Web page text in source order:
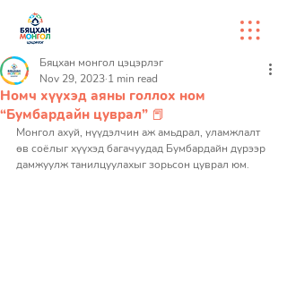
Номч хүүхэд аяны голлох ном
“Бумбардайн цуврал” 📕
Бяцхан монгол цэцэрлэг
Nov 29, 2023 1 min read
Монгол ахуй, нүүдэлчин аж амьдрал, уламжлалт
өв соёлыг хүүхэд багачуудад Бумбардайн дүрээр
дамжуулж танилцуулахыг зорьсон цуврал юм.